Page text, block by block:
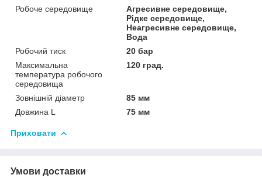
Робоче середовище
Агресивне середовище,
Рідке середовище,
Неагресивне середовище,
Вода
Робочий тиск
20 бар
Максимальна
температура робочого
середовища
120 град.
Зовнішній діаметр
85 мм
Довжина L
75 мм
Приховати
Умови доставки